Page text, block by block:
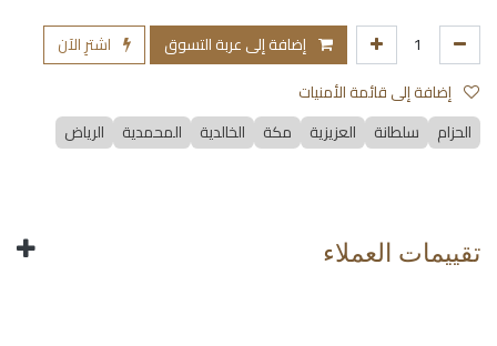
إضافة إلى عربة التسوق
اشترِ الآن
الحزام
سلطانة العزيزية مكة الخالدية المحمدية الرياض
تقييمات العملاء